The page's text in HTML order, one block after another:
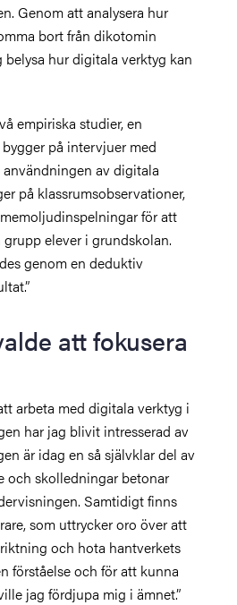
Genom att analysera hur
bort från dikotomin
hur digitala verktyg kan
empiriska studier, en
på intervjuer med
av digitala
på klassrumsobservationer,
för att
elever i grundskolan.
genom en deduktiv
att fokusera
arbeta med digitala verktyg i
har jag blivit intresserad av
är idag en så självklar del av
och skolledningar betonar
Samtidigt finns
som uttrycker oro över att
och hota hantverkets
förståelse och för att kunna
jag fördjupa mig i ämnet.”